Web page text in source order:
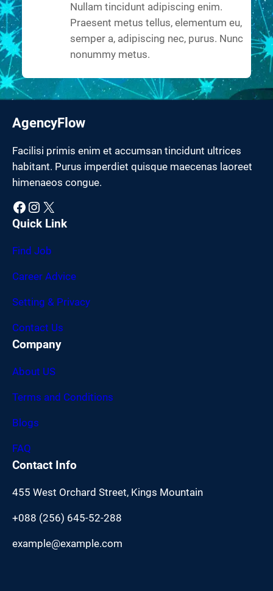
Nullam tincidunt adipiscing enim.
Praesent metus tellus, elementum eu,
semper a, adipiscing nec, purus. Nunc
nonummy metus.
AgencyFlow
Facilisi primis enim et accumsan tincidunt ultrices
habitant. Purus imperdiet quisque maecenas laoreet
himenaeos congue.
Facebook Instagram X
Quick Link
Find Job
Career Advice
Setting & Privacy
Contact Us
Company
About US
Terms and Conditions
Blogs
FAQ
Contact Info
455 West Orchard Street, Kings Mountain
+088 (256) 645-52-288
example@example.com